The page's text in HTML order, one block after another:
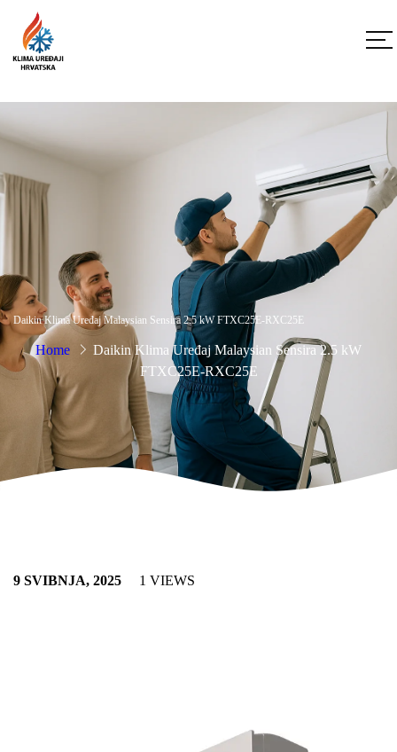
Daikin Klima Uređaj Malaysian Sensira 2.5 kW FTXC25E-RXC25E
Home
Daikin Klima Uređaj Malaysian Sensira 2.5 kW
FTXC25E-RXC25E
9 SVIBNJA, 2025 1 VIEWS